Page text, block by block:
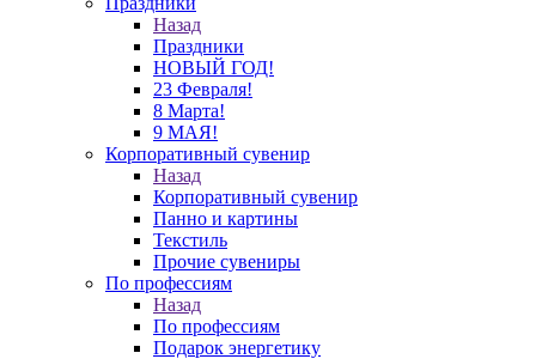
Назад
Праздники
НОВЫЙ ГОД!
23 Февраля!
8 Марта!
9 МАЯ!
Корпоративный сувенир
Назад
Корпоративный сувенир
Панно и картины
Текстиль
Прочие сувениры
По профессиям
Назад
По профессиям
Подарок энергетику